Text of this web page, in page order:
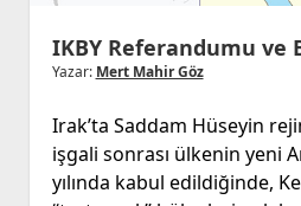
IKBY Referandumu ve
Yazar: Mert Mahir Göz
Irak’ta Saddam Hüseyin
işgali sonrası ülkenin yeni
yılında kabul edildiğinde,